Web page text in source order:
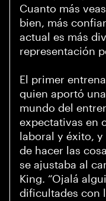
Cuanto más
bien, más
actual es más
representación
El primer
quien aportó
mundo del
expectativas en
laboral y éxito,
de hacer las
se ajustaba al
King. “Ojalá
dificultades con